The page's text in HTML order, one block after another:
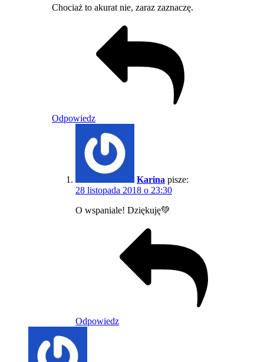
Chociaż to akurat nie, zaraz zaznaczę.
Odpowiedz
Karina pisze:
28 listopada 2018 o 23:30
O wspaniale! Dziękuję💚
Odpowiedz